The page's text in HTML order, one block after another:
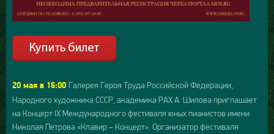
20 мая в 16:00 Галерея Героя Труда Российской Федерации,
Народного художника СССР, академика РАХ А. Шилова приглашает
на Концерт IX Международного фестиваля юных пианистов имени
Николая Петрова «Клавир – Концерт». Организатор фестиваля